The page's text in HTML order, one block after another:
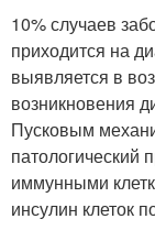
10% случаев
приходится на
выявляется в
возникновения
Пусковым
иммунными
инсулин клеток